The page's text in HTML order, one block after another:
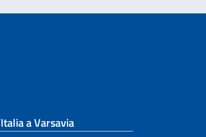
a Varsavia